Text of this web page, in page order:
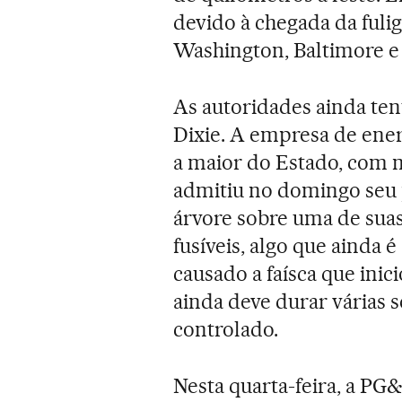
devido à chegada da
Washington, Baltimore
As autoridades ainda
Dixie. A empresa de
a maior do Estado, com
admitiu no domingo
árvore sobre uma de
fusíveis, algo que ainda
causado a faísca que
ainda deve durar várias
controlado.
Nesta quarta-feira, a